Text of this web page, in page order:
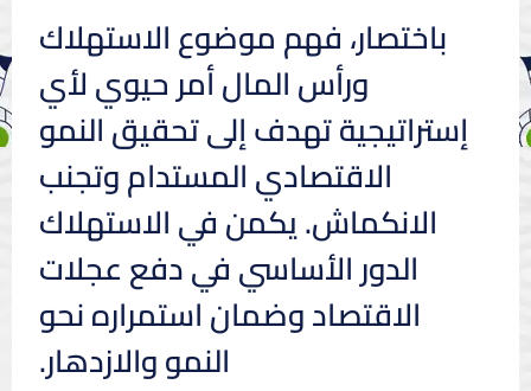
باختصار، فهم موضوع الاستهلاك
ورأس المال أمر حيوي لأي
إستراتيجية تهدف إلى تحقيق النمو
الاقتصادي المستدام وتجنب
الانكماش. يكمن في الاستهلاك
الدور الأساسي في دفع عجلات
الاقتصاد وضمان استمراره نحو
النمو والازدهار.